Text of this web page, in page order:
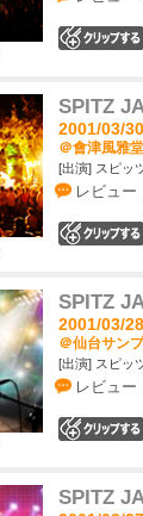
SPITZ
2001/03/
＠會津風雅
[出演] スピッ
レビュー
SPITZ
2001/03/
＠仙台サン
[出演] スピッ
レビュー
SPITZ